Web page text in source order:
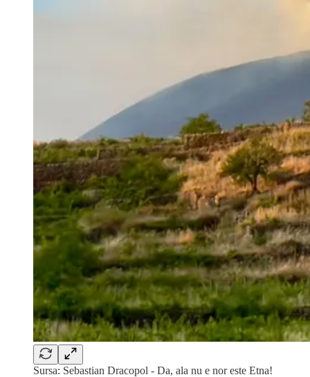
Sursa: Sebastian Dracopol - Da, ala nu e nor este Etna!